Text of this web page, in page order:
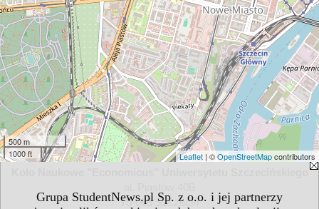
Grupa StudentNews.pl Sp. z o.o. i jej partnerzy
500 m
1000 ft
Leaflet | ©OpenStreetMapcontributors
70-065 Szczecin